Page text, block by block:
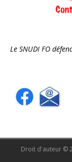
Le SNUDI FO
Droit d'auteur ©